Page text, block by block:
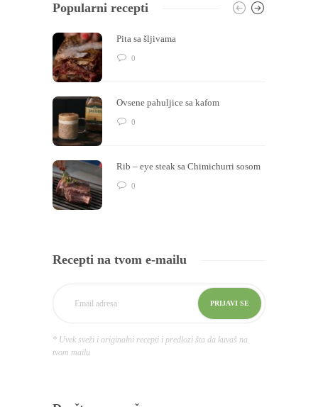
Popularni recepti
Pita sa šljivama
0
Ovsene pahuljice sa kafom
0
Rib – eye steak sa Chimichurri sosom
0
Recepti na tvom e-mailu
* Uvek sveži i originalni recepti i predlozi šta da kuvaš na
tvom mailu